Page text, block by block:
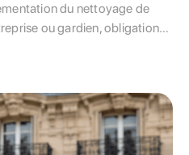
du nettoyage de
ou gardien, obligations